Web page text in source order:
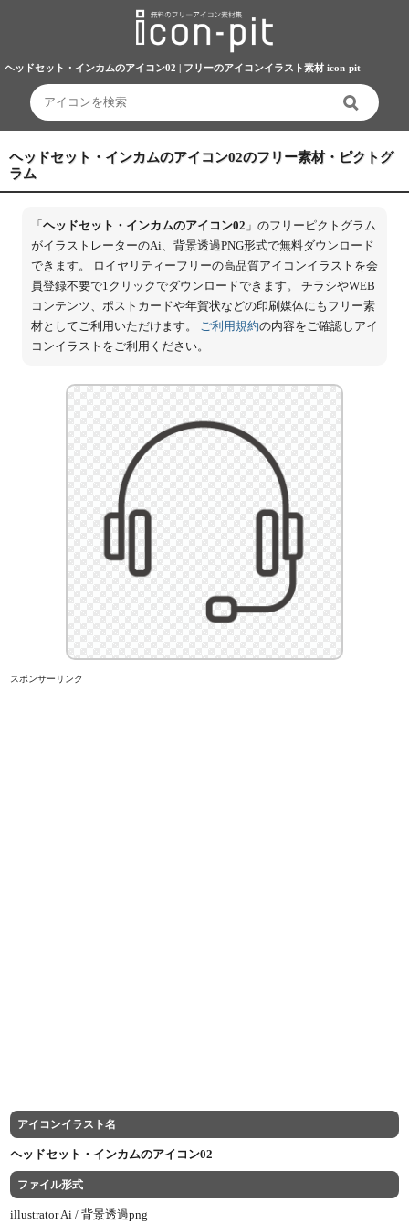
ヘッドセット・インカムのアイコン02 | フリーのアイコンイラスト素材 icon-pit
ヘッドセット・インカムのアイコン02のフリー素材・ピクトグ
ラム
「 ヘッドセット・インカムのアイコン02 」のフリーピクトグラム
がイラストレーターのAi、背景透過PNG形式で無料ダウンロード
できます。 ロイヤリティーフリーの高品質アイコンイラストを会
員登録不要で1クリックでダウンロードできます。 チラシやWEB
コンテンツ、ポストカードや年賀状などの印刷媒体にもフリー素
材としてご利用いただけます。 ご利用規約の内容をご確認しアイ
コンイラストをご利用ください。
スポンサーリンク
アイコンイラスト名
ヘッドセット・インカムのアイコン02
ファイル形式
illustrator Ai /背景透過png